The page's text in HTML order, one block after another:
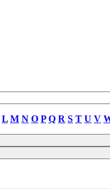
L M N O P Q R S T U V